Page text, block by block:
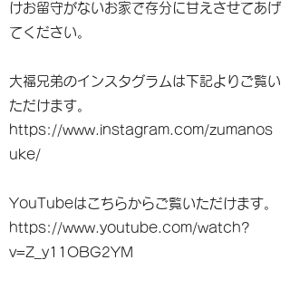
けお留守がないお家で存分に甘えさせてあげ
てください。
大福兄弟のインスタグラムは下記よりご覧い
ただけます。
https://www.instagram.com/zumanos
uke/
YouTubeはこちらからご覧いただけます。
https://www.youtube.com/watch?
v=Z_y11OBG2YM